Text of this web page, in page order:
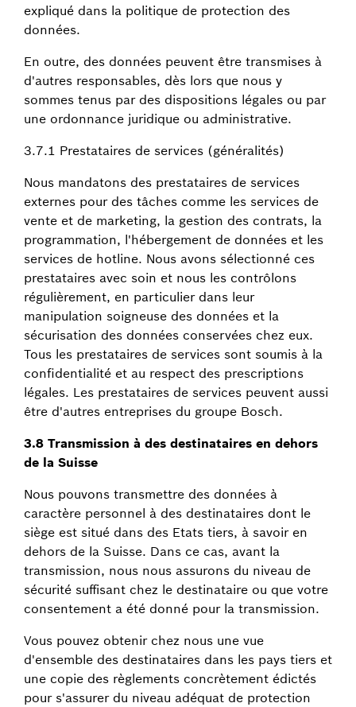
expliqué dans la politique de protection des
données.
En outre, des données peuvent être transmises à
d'autres responsables, dès lors que nous y
sommes tenus par des dispositions légales ou par
une ordonnance juridique ou administrative.
3.7.1 Prestataires de services (généralités)
Nous mandatons des prestataires de services
externes pour des tâches comme les services de
vente et de marketing, la gestion des contrats, la
programmation, l'hébergement de données et les
services de hotline. Nous avons sélectionné ces
prestataires avec soin et nous les contrôlons
régulièrement, en particulier dans leur
manipulation soigneuse des données et la
sécurisation des données conservées chez eux.
Tous les prestataires de services sont soumis à la
confidentialité et au respect des prescriptions
légales. Les prestataires de services peuvent aussi
être d'autres entreprises du groupe Bosch.
3.8 Transmission à des destinataires en dehors
de la Suisse
Nous pouvons transmettre des données à
caractère personnel à des destinataires dont le
siège est situé dans des Etats tiers, à savoir en
dehors de la Suisse. Dans ce cas, avant la
transmission, nous nous assurons du niveau de
sécurité suffisant chez le destinataire ou que votre
consentement a été donné pour la transmission.
Vous pouvez obtenir chez nous une vue
d'ensemble des destinataires dans les pays tiers et
une copie des règlements concrètement édictés
pour s'assurer du niveau adéquat de protection